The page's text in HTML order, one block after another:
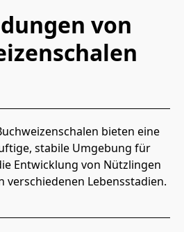
von
bieten eine
stabile Umgebung für
Entwicklung von Nützlingen
verschiedenen Lebensstadien.